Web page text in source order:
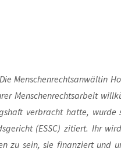
Die Men­schen­rechts­an­wäl­tin
Men­schen­rechts­ar­beit
ver­bracht hat­te,
(ESSC) zitiert. Ihr
zu sein, sie finan­ziert und